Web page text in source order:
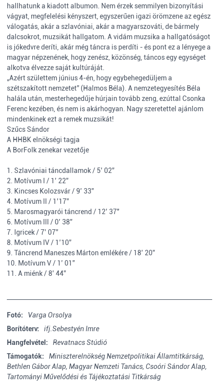
hallhatunk a kiadott albumon. Nem érzek semmilyen bizonyítási
vágyat, megfelelési kényszert, egyszerűen igazi örömzene az egész
válogatás, akár a szlavóniai, akár a magyarszováti, de bármely
dalcsokrot, muzsikát hallgatom. A vidám muzsika a hallgatóságot
is jókedvre deríti, akár még táncra is perdíti - és pont ez a lényege a
magyar népzenének, hogy zenész, közönség, táncos egy egységet
alkotva élvezze saját kultúráját.
„Azért születtem június 4-én, hogy egybehegedüljem a
szétszakított nemzetet” (Halmos Béla). A nemzetegyesítés Béla
halála után, mesterhegedűje húrjain tovább zeng, ezúttal Csonka
Ferenc kezében, és nem is akárhogyan. Nagy szeretettel ajánlom
mindenkinek ezt a remek muzsikát!
Szűcs Sándor
A HHBK elnökségi tagja
A BorFoIk zenekar vezetője
1. Szlavóniai táncdallamok / 5’ 02”
2. Motívum I / 1’ 22”
3. Kincses Kolozsvár / 9’ 33”
4. Motívum II / 1’17”
5. Marosmagyarói táncrend / 12’ 37"
6. Motívum III / 0’ 38”
7. Igricek / 7’ 07”
8. Motívum IV / 1’10”
9. Táncrend Maneszes Márton emlékére / 18’ 20”
10. Motívum V / 1’ 01”
11. A miénk / 8’ 44”
Fotó:
Varga Orsolya
Borítóterv:
ifj.Sebestyén Imre
Hangfelvétel:
Revatnacs Stúdió
Támogatók:
Miniszterelnökség Nemzetpolitikai Államtitkárság,
Bethlen Gábor Alap, Magyar Nemzeti Tanács, Csoóri Sándor Alap,
Tartományi Művelődési és Tájékoztatási Titkárság